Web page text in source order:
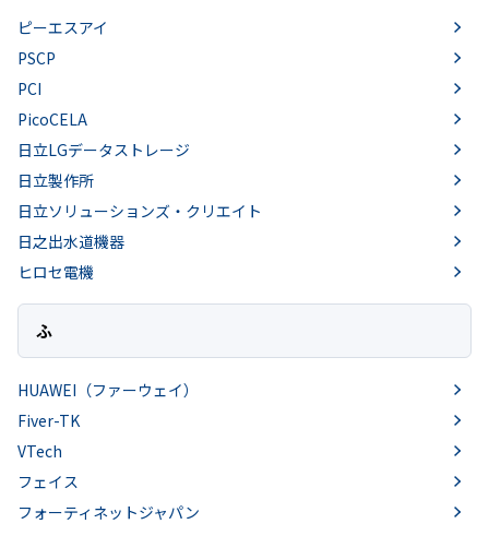
ピーエスアイ
PSCP
PCI
PicoCELA
日立LGデータストレージ
日立製作所
日立ソリューションズ・クリエイト
日之出水道機器
ヒロセ電機
ふ
HUAWEI（ファーウェイ）
Fiver-TK
VTech
フェイス
フォーティネットジャパン